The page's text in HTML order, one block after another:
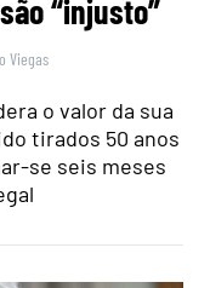
“injusto”
Viegas
o valor da sua
tirados 50 anos
se seis meses